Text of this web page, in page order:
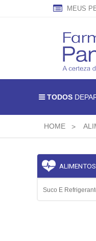
MEUS
TODOS
HOME
Suco E
SEU
MAIL
RECEBA
PROMOÇÕES